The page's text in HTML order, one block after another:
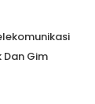
Gim